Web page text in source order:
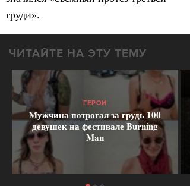
груди».
ЧИТАЙТЕ НА ЭТУ ТЕМУ
ГЕРОИ
Мужчина потрогал за грудь 100
девушек на фестивале Burning
Man